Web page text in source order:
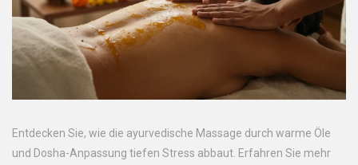
Entdecken Sie, wie die ayurvedische Massage durch warme Öle
und Dosha-Anpassung tiefen Stress abbaut. Erfahren Sie mehr